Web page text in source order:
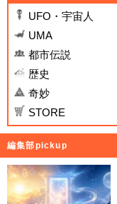
UFO・宇宙人
UMA
都市伝説
歴史
奇妙
STORE
編集部pickup